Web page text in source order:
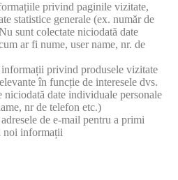
privind paginile vizitate,
statistice generale (ex. număr de
sunt colectate niciodată date
ar fi nume, user name, nr. de
privind produsele vizitate
în funcție de interesele dvs.
niciodată date individuale personale
nr de telefon etc.)
de e-mail pentru a primi
noi informații